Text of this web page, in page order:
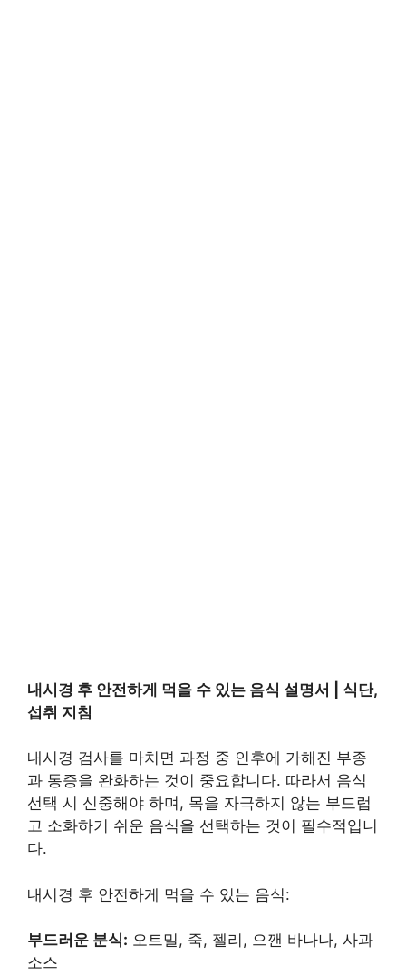
내시경 후 안전하게 먹을 수 있는 음식 설명서 | 식단,
섭취 지침
내시경 검사를 마치면 과정 중 인후에 가해진 부종
과 통증을 완화하는 것이 중요합니다. 따라서 음식
선택 시 신중해야 하며, 목을 자극하지 않는 부드럽
고 소화하기 쉬운 음식을 선택하는 것이 필수적입니
다.
내시경 후 안전하게 먹을 수 있는 음식:
부드러운 분식: 오트밀, 죽, 젤리, 으깬 바나나, 사과
소스